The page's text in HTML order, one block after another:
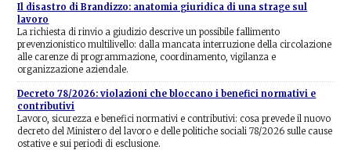
Il disastro di Brandizzo: anatomia giuridica di una strage sul
lavoro
La richiesta di rinvio a giudizio descrive un possibile fallimento
prevenzionistico multilivello: dalla mancata interruzione della circolazione
alle carenze di programmazione, coordinamento, vigilanza e
organizzazione aziendale.
Decreto 78/2026: violazioni che bloccano i benefici normativi e
contributivi
Lavoro, sicurezza e benefici normativi e contributivi: cosa prevede il nuovo
decreto del Ministero del lavoro e delle politiche sociali 78/2026 sulle cause
ostative e sui periodi di esclusione.